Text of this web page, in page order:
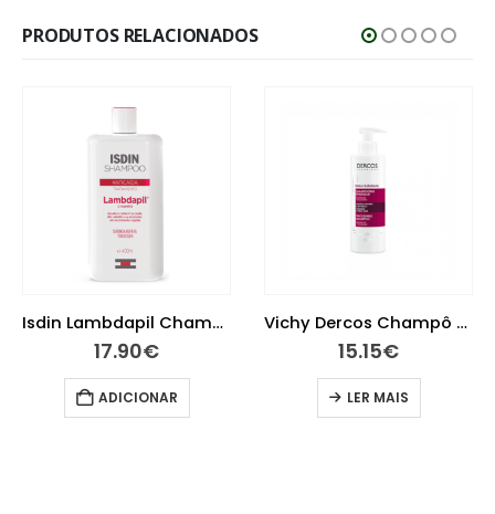
PRODUTOS RELACIONADOS
Isdin Lambdapil Champô Antiqueda 200ml
17.90€
ADICIONAR
Vichy Dercos Champô Densificador Densi-Solutions 250ml
15.15€
LER MAIS